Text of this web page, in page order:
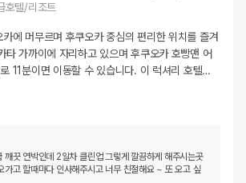
호텔/리조트
에 머무르며 후쿠오카 중심의 편리한 위치를 즐겨
타 가까이에 자리하고 있으며 후쿠오카 호빵맨 어
11분이면 이동할 수 있습니다. 이 럭셔리 호텔…
깨끗 연박인데 2일차 클린업 그렇게 깔끔하게 해주시는곳
가고 할때마다 인사해주시고 너무 친절해요 ~ 또 오고 싶